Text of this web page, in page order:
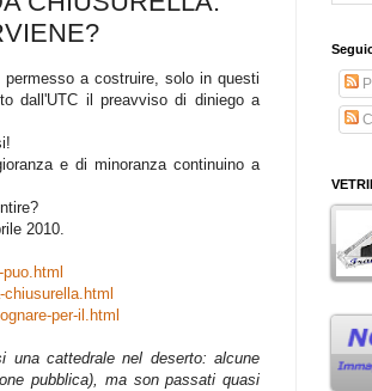
a costruire, solo in questi
dall'UTC il preavviso di diniego a
e di minoranza continuino a
2010.
per-il.html
una cattedrale nel deserto: alcune
pubblica), ma son passati quasi